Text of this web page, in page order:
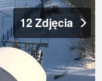
12 Zdjęcia